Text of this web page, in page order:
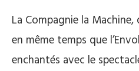
La Compagnie la
en même temps que
enchantés avec le